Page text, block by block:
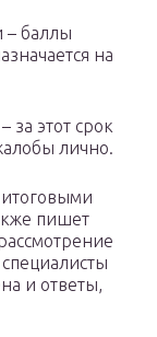
– баллы
на
за этот срок
лично.
пишет
и ответы,